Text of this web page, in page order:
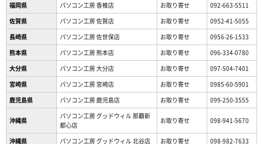
福岡県
パソコン工房 香椎店 お取り寄せ
092-663-5511
佐賀県
パソコン工房 佐賀店 お取り寄せ
0952-41-5055
長崎県
パソコン工房 佐世保店 お取り寄せ
0956-26-1533
熊本県
パソコン工房 熊本店 お取り寄せ
096-334-0780
大分県
パソコン工房 大分店 お取り寄せ
097-504-7401
宮崎県
パソコン工房 宮崎店 お取り寄せ
0985-60-5901
鹿児島県
パソコン工房 鹿児島店 お取り寄せ 099-250-3555
沖縄県
パソコン工房 グッドウィル 那覇新
都心店
お取り寄せ 098-941-5670
沖縄県 パソコン工房 グッドウィル 北谷店 お取り寄せ 098-982-7633